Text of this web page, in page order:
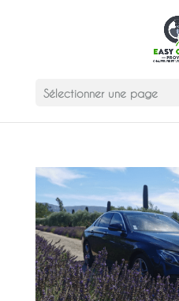
Sélectionner une page